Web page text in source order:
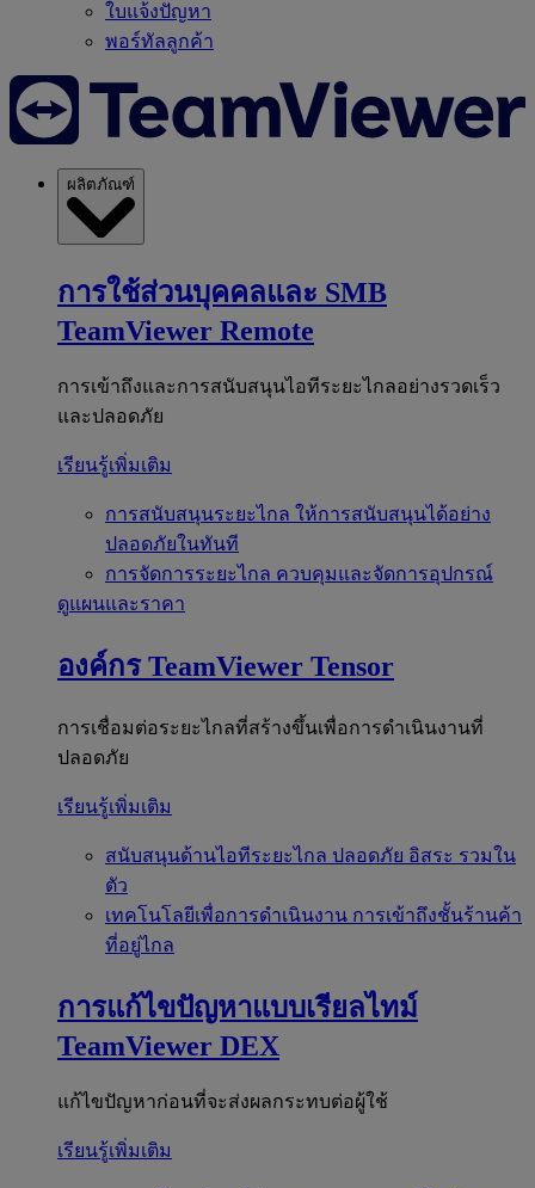
ใบแจ้งปัญหา
พอร์ทัลลูกค้า
ผลิตภัณฑ์
การใช้ส่วนบุคคลและ SMB
TeamViewer Remote
การเข้าถึงและการสนับสนุนไอทีระยะไกลอย่างรวดเร็ว
และปลอดภัย
เรียนรู้เพิ่มเติม
การสนับสนุนระยะไกล ให้การสนับสนุนได้อย่าง
ปลอดภัยในทันที
การจัดการระยะไกล ควบคุมและจัดการอุปกรณ์
ดูแผนและราคา
องค์กร TeamViewer Tensor
การเชื่อมต่อระยะไกลที่สร้างขึ้นเพื่อการดำเนินงานที่
ปลอดภัย
เรียนรู้เพิ่มเติม
สนับสนุนด้านไอทีระยะไกล ปลอดภัย อิสระ รวมใน
ตัว
เทคโนโลยีเพื่อการดำเนินงาน การเข้าถึงชั้นร้านค้า
ที่อยู่ไกล
การแก้ไขปัญหาแบบเรียลไทม์
TeamViewer DEX
แก้ไขปัญหาก่อนที่จะส่งผลกระทบต่อผู้ใช้
เรียนรู้เพิ่มเติม